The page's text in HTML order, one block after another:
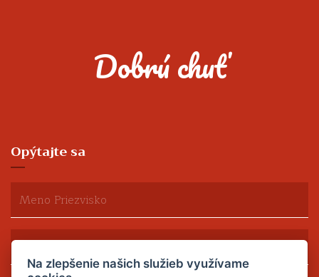
Dobrú chuť
Opýtajte sa
Na zlepšenie našich služieb využívame